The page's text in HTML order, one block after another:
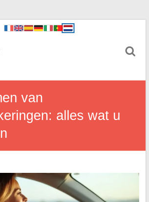
van
alles wat u